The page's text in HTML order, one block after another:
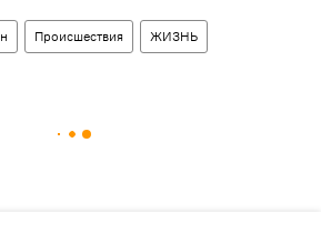
Происшествия ЖИЗНЬ